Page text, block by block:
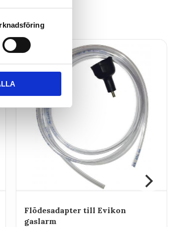
Flödesadapter till Evikon
gaslarm